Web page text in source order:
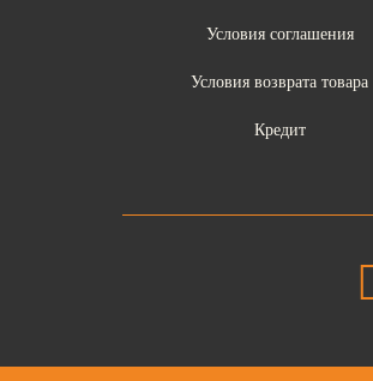
Условия соглашения
Условия возврата товара
Кредит